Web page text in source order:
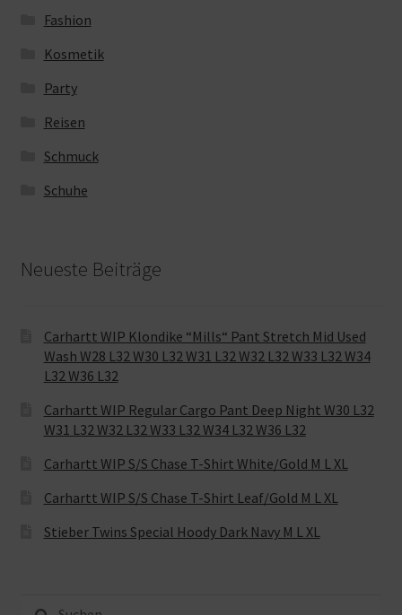
Fashion
Kosmetik
Party
Reisen
Schmuck
Schuhe
Neueste Beiträge
Carhartt WIP Klondike “Mills“ Pant Stretch Mid Used
Wash W28 L32 W30 L32 W31 L32 W32 L32 W33 L32 W34
L32 W36 L32
Carhartt WIP Regular Cargo Pant Deep Night W30 L32
W31 L32 W32 L32 W33 L32 W34 L32 W36 L32
Carhartt WIP S/S Chase T-Shirt White/Gold M L XL
Carhartt WIP S/S Chase T-Shirt Leaf/Gold M L XL
Stieber Twins Special Hoody Dark Navy M L XL
Suche